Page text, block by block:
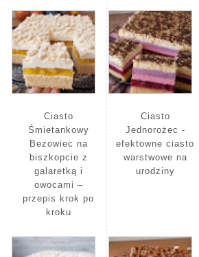
Ciasto
Śmietankowy
Bezowiec na
biszkopcie z
galaretką i
owocami –
przepis krok po
kroku
Ciasto
Jednorożec -
efektowne ciasto
warstwowe na
urodziny